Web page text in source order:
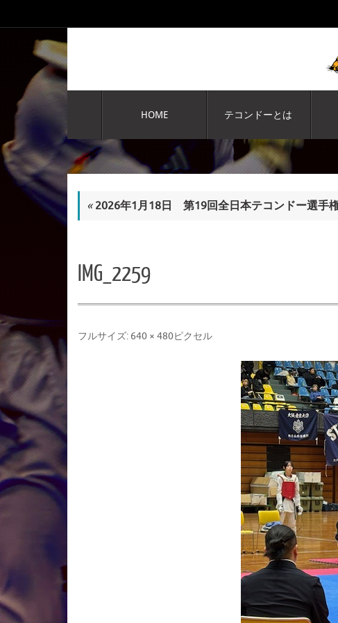
ン
キ
ッ
プ
コ
ン
テ
ン
ツ
へ
ス
キ
ッ
プ
HOME テコンドーとは
«2026年1月18日 第19回全日本テコンドー選手
IMG_2259
フルサイズ: 640 × 480ピクセル